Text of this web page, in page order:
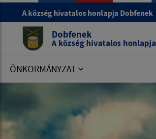
A község hivatalos honlapja Dobfenek
Dobfenek
A község hivatalos honlapja
ÖNKORMÁNYZAT